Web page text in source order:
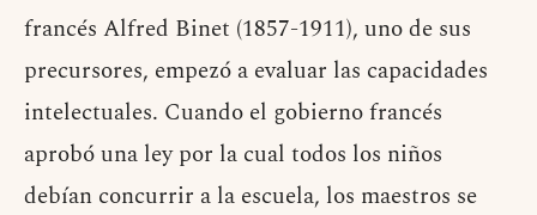
francés Alfred Binet (1857-1911), uno de sus
precursores, empezó a evaluar las capacidades
intelectuales. Cuando el gobierno francés
aprobó una ley por la cual todos los niños
debían concurrir a la escuela, los maestros se